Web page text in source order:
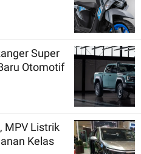
Super
Otomotif
MPV Listrik
Kelas